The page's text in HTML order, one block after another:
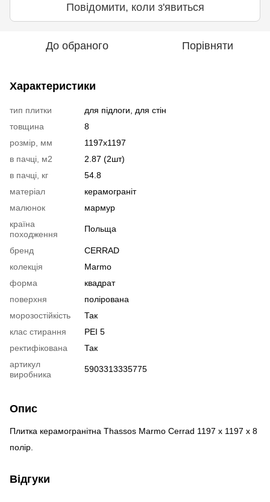
Повідомити, коли з'явиться
До обраного Порівняти
Характеристики
тип плитки
для підлоги, для стін
товщина
8
розмір, мм
1197х1197
в пачці, м2
2.87 (2шт)
в пачці, кг
54.8
матеріал
керамограніт
малюнок
мармур
країна
походження
Польща
бренд
CERRAD
колекція
Marmo
форма
квадрат
поверхня
полірована
морозостійкість
Так
клас стирання
PEI 5
ректифікована
Так
артикул
виробника
5903313335775
Опис
Плитка керамогранітна Thassos Marmo Cerrad 1197 x 1197 x 8
полір.
Відгуки